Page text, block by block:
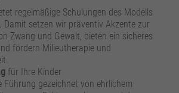
regelmäßige Schulungen des Modells
setzen wir präventiv Akzente zur
Zwang und Gewalt, bieten ein sicheres
fördern Milieutherapie und
für Ihre Kinder
Führung gezeichnet von ehrlichem